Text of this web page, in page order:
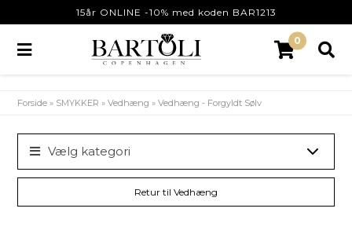
15år ONLINE -10% med koden BAR1213
0
Forside » SMYKKER »Vedhæng »Vedhæng - Forgyldt Sølv
Vælg kategori
Retur til Vedhæng